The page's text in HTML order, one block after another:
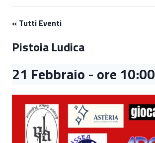
« Tutti Eventi
Pistoia Ludica
21 Febbraio - ore 10:00